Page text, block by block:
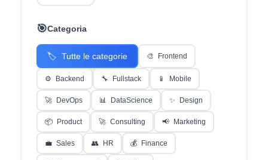
🎯Categoria
🏷️ Tutte le categorie 🎨 Frontend
⚙️ Backend 🔧 Fullstack 📱 Mobile
🚀 DevOps 📊 DataScience ✨ Design
📦 Product 🚀 Consulting 📢 Marketing
💼 Sales 👥 HR 💰 Finance